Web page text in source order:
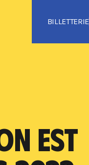
BILLETTERIE
EST